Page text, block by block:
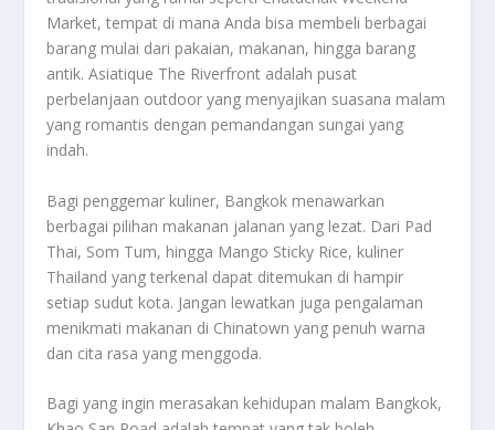
Market, tempat di mana Anda bisa membeli berbagai
barang mulai dari pakaian, makanan, hingga barang
antik. Asiatique The Riverfront adalah pusat
perbelanjaan outdoor yang menyajikan suasana malam
yang romantis dengan pemandangan sungai yang
indah.
Bagi penggemar kuliner, Bangkok menawarkan
berbagai pilihan makanan jalanan yang lezat. Dari Pad
Thai, Som Tum, hingga Mango Sticky Rice, kuliner
Thailand yang terkenal dapat ditemukan di hampir
setiap sudut kota. Jangan lewatkan juga pengalaman
menikmati makanan di Chinatown yang penuh warna
dan cita rasa yang menggoda.
Bagi yang ingin merasakan kehidupan malam Bangkok,